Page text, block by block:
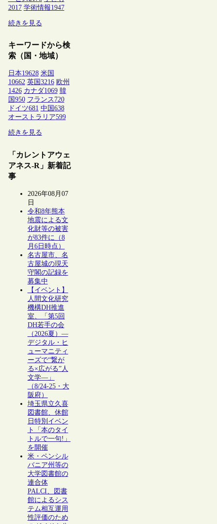
2017 学術情報1947
続きを見る
キーワードから検
索（国・地域）
日本19628 米国
10662 英国 3216 欧州
1426 カナダ1069 韓
国 950 フランス 720
ドイツ681 中国 638
オーストラリア599
続きを見る
「カレントアウェ
アネス-R」新着記
事
2026年08月07
日
令和8年熊本
地震による文
化財等の被害
が83件に（8
月6日時点）
名古屋市、名
古屋城の現天
守閣の記録を
募集中
【イベント】
人間文化研究
機構DH推進
室、「第5回
DH若手の会
（2026夏）―
デジタル・ヒ
ューマニティ
ーズで“繋が
る×広がる”人
文学―」
（8/24-25・大
阪府）
埼玉県立久喜
図書館、休館
日特別イベン
ト「本のタイ
トルで一句!」
を開催
米・ペンシル
バニア州等の
大学図書館の
連合体
PALCI、図書
館によるシス
テム相互運用
性評価のため